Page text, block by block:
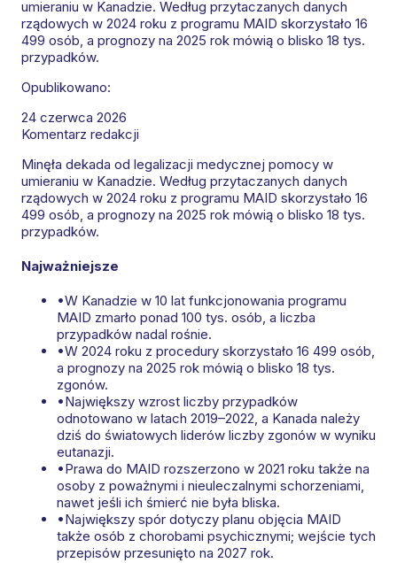
umieraniu w Kanadzie. Według przytaczanych danych
rządowych w 2024 roku z programu MAID skorzystało 16
499 osób, a prognozy na 2025 rok mówią o blisko 18 tys.
przypadków.
Opublikowano:
24 czerwca 2026
Komentarz redakcji
Minęła dekada od legalizacji medycznej pomocy w
umieraniu w Kanadzie. Według przytaczanych danych
rządowych w 2024 roku z programu MAID skorzystało 16
499 osób, a prognozy na 2025 rok mówią o blisko 18 tys.
przypadków.
Najważniejsze
•W Kanadzie w 10 lat funkcjonowania programu
MAID zmarło ponad 100 tys. osób, a liczba
przypadków nadal rośnie.
•W 2024 roku z procedury skorzystało 16 499 osób,
a prognozy na 2025 rok mówią o blisko 18 tys.
zgonów.
•Największy wzrost liczby przypadków
odnotowano w latach 2019–2022, a Kanada należy
dziś do światowych liderów liczby zgonów w wyniku
eutanazji.
•Prawa do MAID rozszerzono w 2021 roku także na
osoby z poważnymi i nieuleczalnymi schorzeniami,
nawet jeśli ich śmierć nie była bliska.
•Największy spór dotyczy planu objęcia MAID
także osób z chorobami psychicznymi; wejście tych
przepisów przesunięto na 2027 rok.